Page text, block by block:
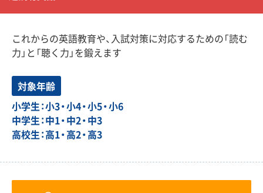
これからの英語教育や、入試対策に対応するための「読む
力」と「聴く力」を鍛えます
対象年齢
小学生：小3・小4・小5・小6
中学生：中1・中2・中3
高校生：高1・高2・高3